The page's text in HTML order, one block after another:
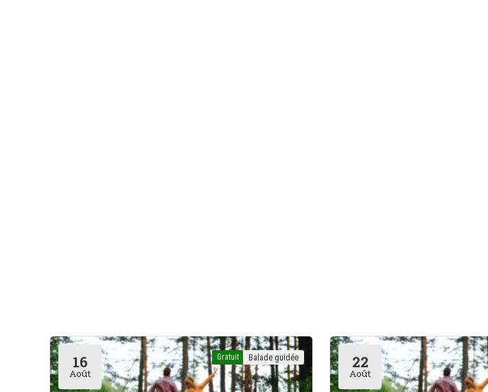
16
Août
Gratuit Balade guidée 22
Août